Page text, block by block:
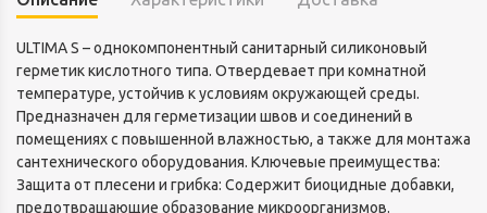
ULTIMA S – однокомпонентный санитарный силиконовый
герметик кислотного типа. Отвердевает при комнатной
температуре, устойчив к условиям окружающей среды.
Предназначен для герметизации швов и соединений в
помещениях с повышенной влажностью, а также для монтажа
сантехнического оборудования. Ключевые преимущества:
Защита от плесени и грибка: Содержит биоцидные добавки,
предотвращающие образование микроорганизмов.